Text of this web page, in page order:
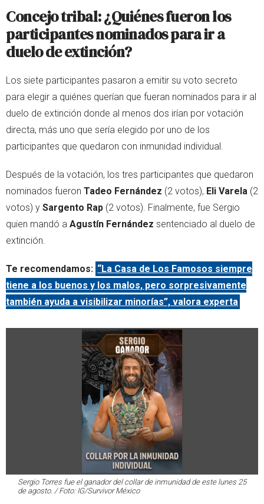
Concejo tribal: ¿Quiénes fueron los
participantes nominados para ir a
duelo de extinción?
Los siete participantes pasaron a emitir su voto secreto
para elegir a quiénes querían que fueran nominados para ir al
duelo de extinción donde al menos dos irían por votación
directa, más uno que sería elegido por uno de los
participantes que quedaron con inmunidad individual.
Después de la votación, los tres participantes que quedaron
nominados fueron Tadeo Fernández (2 votos), Eli Varela (2
votos) y Sargento Rap (2 votos). Finalmente, fue Sergio
quien mandó a Agustín Fernández sentenciado al duelo de
extinción.
Te recomendamos: “La Casa de Los Famosos siempre
tiene a los buenos y los malos, pero sorpresivamente
también ayuda a visibilizar minorías”, valora experta
Sergio Torres fue el ganador del collar de inmunidad de este lunes 25
de agosto. / Foto: IG/Survivor México